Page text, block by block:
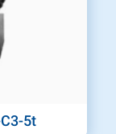
5t